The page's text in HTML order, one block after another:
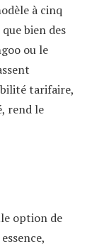
à cinq
bien des
ou le
tarifaire,
rend le
option de